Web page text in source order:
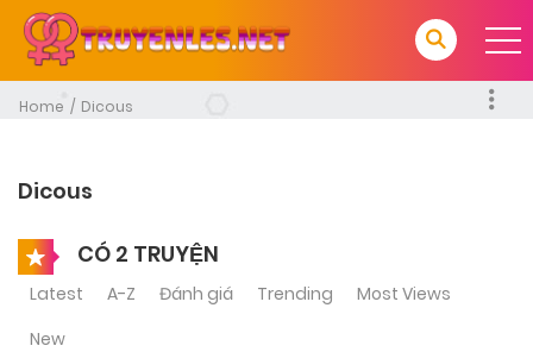
Home Dicous
Dicous
CÓ 2 TRUYỆN
Latest A-Z Đánh giá Trending
Most Views
New